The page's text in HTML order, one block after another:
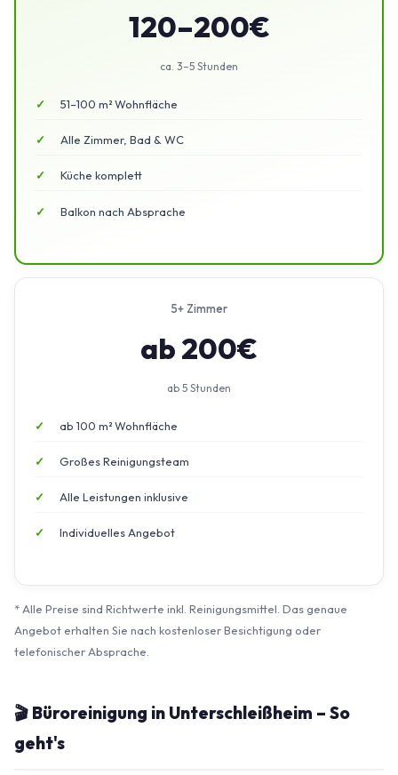
120–200€
ca. 3–5 Stunden
51–100 m² Wohnfläche
Alle Zimmer, Bad & WC
Küche komplett
Balkon nach Absprache
5+ Zimmer
ab 200€
ab 5 Stunden
ab 100 m² Wohnfläche
Großes Reinigungsteam
Alle Leistungen inklusive
Individuelles Angebot
* Alle Preise sind Richtwerte inkl. Reinigungsmittel. Das genaue
Angebot erhalten Sie nach kostenloser Besichtigung oder
telefonischer Absprache.
🎬 Büroreinigung in Unterschleißheim – So
geht's